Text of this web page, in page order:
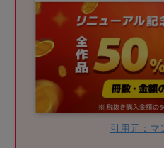
引用元：マ